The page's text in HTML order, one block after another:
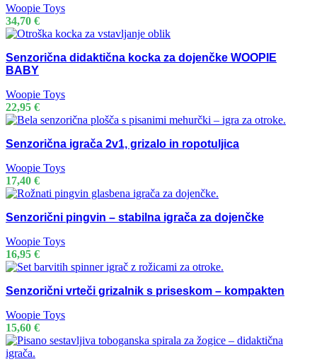
Woopie Toys
34,70 €
Senzorična didaktična kocka za dojenčke WOOPIE
BABY
Woopie Toys
22,95 €
Senzorična igrača 2v1, grizalo in ropotuljica
Woopie Toys
17,40 €
Senzorični pingvin – stabilna igrača za dojenčke
Woopie Toys
16,95 €
Senzorični vrteči grizalnik s priseskom – kompakten
Woopie Toys
15,60 €